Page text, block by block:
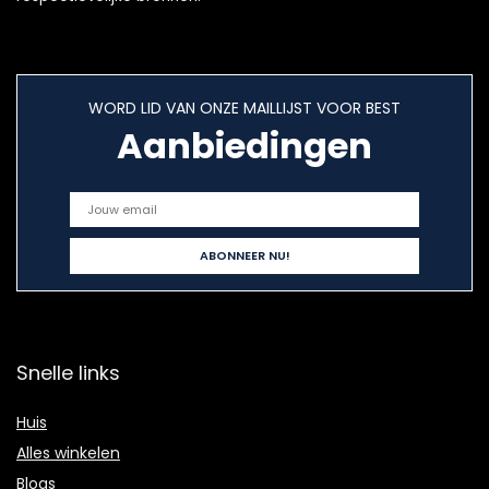
WORD LID VAN ONZE MAILLIJST VOOR BEST
Aanbiedingen
Snelle links
Huis
Alles winkelen
Blogs